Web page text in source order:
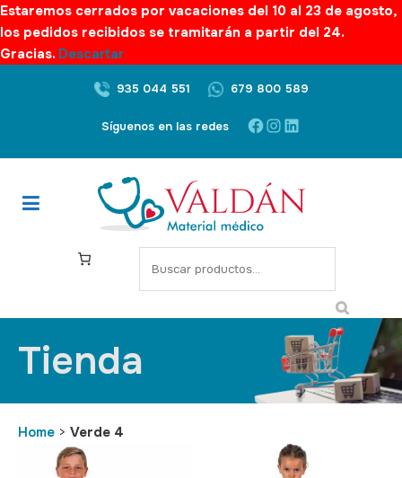
Estaremos cerrados por vacaciones del 10 al 23 de agosto,
los pedidos recibidos se tramitarán a partir del 24.
Gracias. Descartar
935 044 551 679 800 589
Síguenos en las redes
Tienda
Home > Verde 4